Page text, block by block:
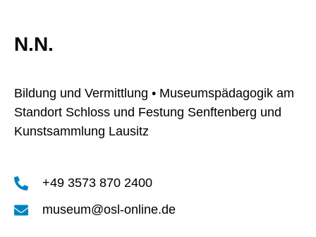
N.N.
Bildung und Vermittlung • Museumspädagogik am
Standort Schloss und Festung Senftenberg und
Kunstsammlung Lausitz
+49 3573 870 2400
museum@osl-online.de